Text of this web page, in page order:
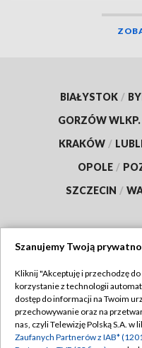
BIAŁYSTOK /
GORZÓW WLKP.
KRAKÓW /
OPOLE /
SZCZECIN /
Abonament TVP
Emisja w TVP
Szanujemy Twoją
Kliknij "Akceptuję i przechodzę
korzystanie z technologii
dostęp do informacji na Twoim
przechowywanie oraz na
nas, czyli Telewizję Polską S.A. w
Zaufanych Partnerów z IAB*